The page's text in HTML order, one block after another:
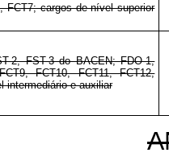
FCT7; cargos de nível superior
2, FST-3 do BACEN; FDO-1,
FCT10, FCT11, FCT12,
intermediário e auxiliar